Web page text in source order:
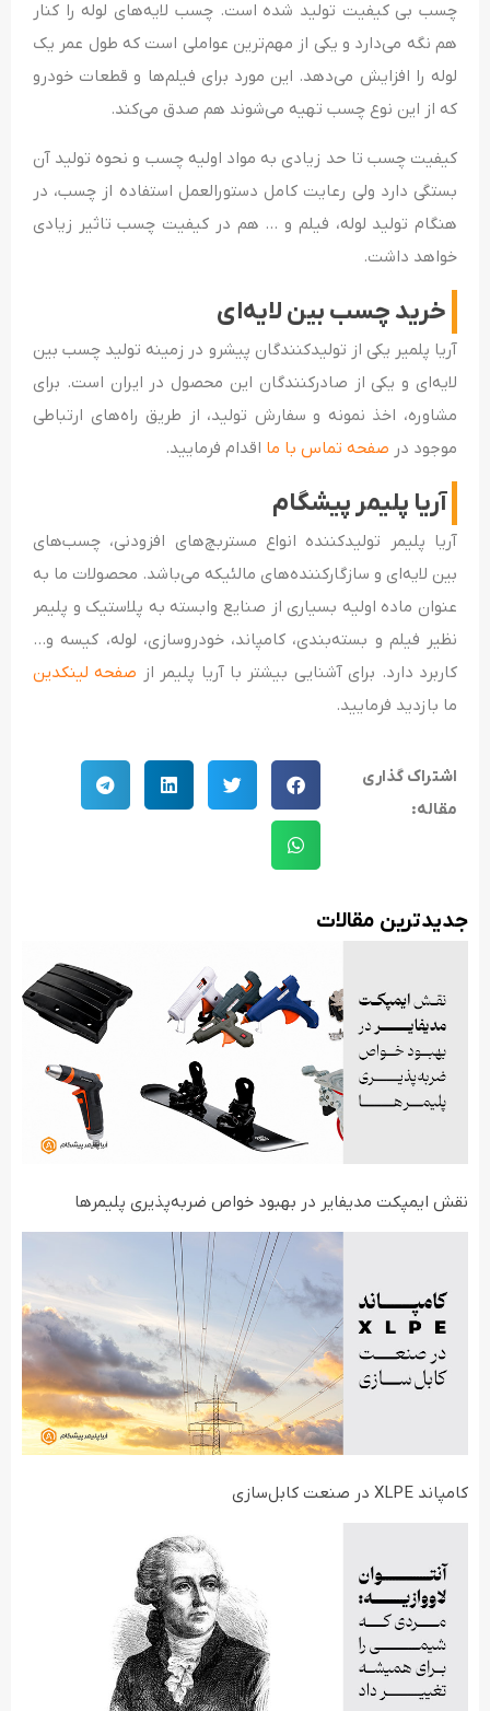
چسب بی کیفیت تولید شده است. چسب لایه‌های لوله را کنار
هم نگه می‌دارد و یکی از مهم‌ترین عواملی است که طول عمر یک
لوله را افزایش می‌دهد. این مورد برای فیلم‌ها و قطعات خودرو
که از این نوع چسب تهیه می‌شوند هم صدق می‌کند.
کیفیت چسب تا حد زیادی به مواد اولیه چسب و نحوه تولید آن
بستگی دارد ولی رعایت کامل دستورالعمل استفاده از چسب، در
هنگام تولید لوله، فیلم و … هم در کیفیت چسب تاثیر زیادی
خواهد داشت.
خرید چسب بین لایه‌ای
آریا پلمیر یکی از تولیدکنندگان پیشرو در زمینه تولید چسب بین
لایه‌ای و یکی از صادرکنندگان این محصول در ایران است. برای
مشاوره، اخذ نمونه و سفارش تولید، از طریق راه‌های ارتباطی
موجود در صفحه تماس با ما اقدام فرمایید.
آریا پلیمر پیشگام
آریا پلیمر تولیدکننده انواع مستربچ‌های افزودنی، چسب‌های
بین لایه‌ای و سازگارکننده‌های مالئیکه می‌باشد. محصولات ما به
عنوان ماده اولیه بسیاری از صنایع وابسته به پلاستیک و پلیمر
نظیر فیلم و بسته‌بندی، کامپاند، خودروسازی، لوله، کیسه و…
کاربرد دارد. برای آشنایی بیشتر با آریا پلیمر از صفحه لینکدین
ما بازدید فرمایید.
اشتراک گذاری
مقاله:
جدید‌ترین مقالات
نقش ایمپکت مدیفایر در بهبود خواص ضربه‌پذیری پلیمرها
کامپاند XLPE در صنعت کابل‌سازی